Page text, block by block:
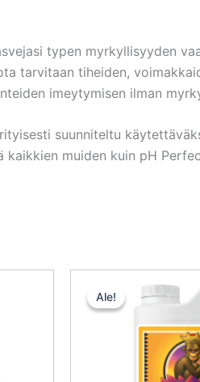
typen myrkyllisyyden
tarvitaan tiheiden,
imeytymisen ilman
suunniteltu
kaikkien muiden kuin pH
€.
Ale!
Ale!
oli: